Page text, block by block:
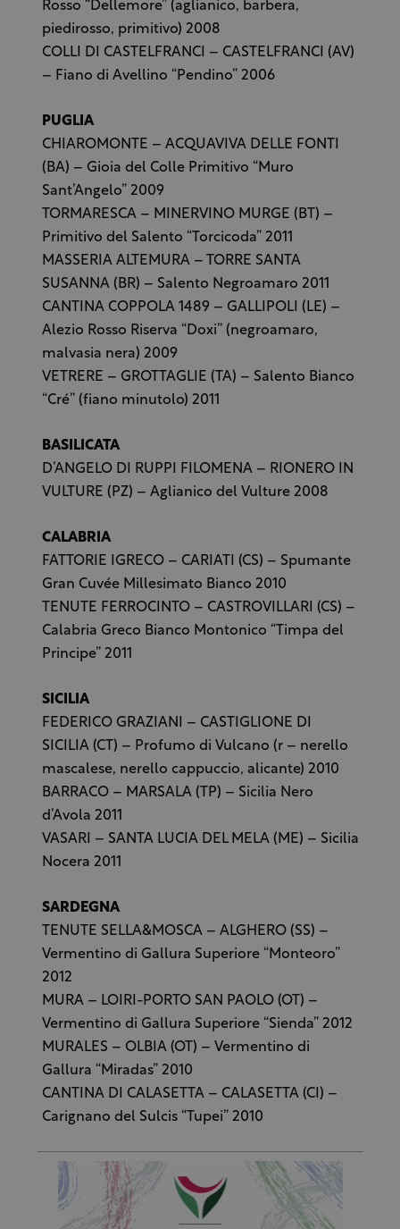
Rosso “Dellemore” (aglianico, barbera,
piedirosso, primitivo) 2008
COLLI DI CASTELFRANCI – CASTELFRANCI (AV)
– Fiano di Avellino “Pendino” 2006
PUGLIA
CHIAROMONTE – ACQUAVIVA DELLE FONTI
(BA) – Gioia del Colle Primitivo “Muro
Sant’Angelo” 2009
TORMARESCA – MINERVINO MURGE (BT) –
Primitivo del Salento “Torcicoda” 2011
MASSERIA ALTEMURA – TORRE SANTA
SUSANNA (BR) – Salento Negroamaro 2011
CANTINA COPPOLA 1489 – GALLIPOLI (LE) –
Alezio Rosso Riserva “Doxi” (negroamaro,
malvasia nera) 2009
VETRERE – GROTTAGLIE (TA) – Salento Bianco
“Cré” (fiano minutolo) 2011
BASILICATA
D’ANGELO DI RUPPI FILOMENA – RIONERO IN
VULTURE (PZ) – Aglianico del Vulture 2008
CALABRIA
FATTORIE IGRECO – CARIATI (CS) – Spumante
Gran Cuvée Millesimato Bianco 2010
TENUTE FERROCINTO – CASTROVILLARI (CS) –
Calabria Greco Bianco Montonico “Timpa del
Principe” 2011
SICILIA
FEDERICO GRAZIANI – CASTIGLIONE DI
SICILIA (CT) – Profumo di Vulcano (r – nerello
mascalese, nerello cappuccio, alicante) 2010
BARRACO – MARSALA (TP) – Sicilia Nero
d’Avola 2011
VASARI – SANTA LUCIA DEL MELA (ME) – Sicilia
Nocera 2011
SARDEGNA
TENUTE SELLA&MOSCA – ALGHERO (SS) –
Vermentino di Gallura Superiore “Monteoro”
2012
MURA – LOIRI-PORTO SAN PAOLO (OT) –
Vermentino di Gallura Superiore “Sienda” 2012
MURALES – OLBIA (OT) – Vermentino di
Gallura “Miradas” 2010
CANTINA DI CALASETTA – CALASETTA (CI) –
Carignano del Sulcis “Tupei” 2010